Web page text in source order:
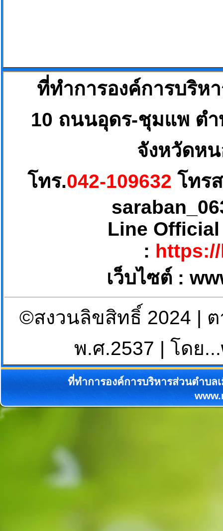
ที่ทำการองค์การบริห
10 ถนนอุดร-ชุมแพ ตำ
จังหวัดห
โทร.042-109632 โทร
Line
:
เว็บไซต์ :
©สงวนลิขสิทธิ์ 2024 |
พ.ศ.2537 | โดย...
ที่ทำการองค์การบริหารส่วนตำบล